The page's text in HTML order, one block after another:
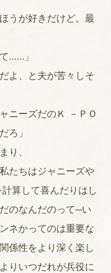
うが好きだけど。最
……」
よ、と夫が苦々しそ
ニーズだのＫ －ＰＯ
ろ」
り、
たちはジャニーズや
算して喜んだりはし
のなんだのって─い
ネかってのは重要な
係性をより深く楽し
りいつだれが兵役に